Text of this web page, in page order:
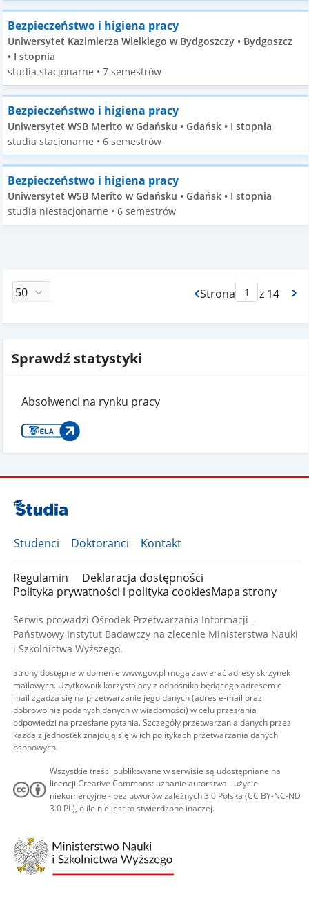
Bezpieczeństwo i higiena pracy
Uniwersytet Kazimierza Wielkiego w Bydgoszczy • Bydgoszcz
• I stopnia
studia stacjonarne • 7 semestrów
Bezpieczeństwo i higiena pracy
Uniwersytet WSB Merito w Gdańsku • Gdańsk • I stopnia
studia stacjonarne • 6 semestrów
Bezpieczeństwo i higiena pracy
Uniwersytet WSB Merito w Gdańsku • Gdańsk • I stopnia
studia niestacjonarne • 6 semestrów
Strona
Max Stronaz 14
Sprawdź statystyki
Absolwenci na rynku pracy
Studenci Doktoranci Kontakt
Regulamin
Deklaracja dostępności
Polityka prywatności i polityka cookiesMapa strony
Serwis prowadzi Ośrodek Przetwarzania Informacji –
Państwowy Instytut Badawczy na zlecenie Ministerstwa Nauki
i Szkolnictwa Wyższego.
Strony dostępne w domenie www.gov.pl mogą zawierać adresy skrzynek
mailowych. Użytkownik korzystający z odnośnika będącego adresem e-
mail zgadza się na przetwarzanie jego danych (adres e-mail oraz
dobrowolnie podanych danych w wiadomości) w celu przesłania
odpowiedzi na przesłane pytania. Szczegóły przetwarzania danych przez
każdą z jednostek znajdują się w ich politykach przetwarzania danych
osobowych.
Wszystkie treści publikowane w serwisie są udostępniane na
licencji Creative Commons: uznanie autorstwa - użycie
niekomercyjne - bez utworów zależnych 3.0 Polska (CC BY-NC-ND
3.0 PL), o ile nie jest to stwierdzone inaczej.